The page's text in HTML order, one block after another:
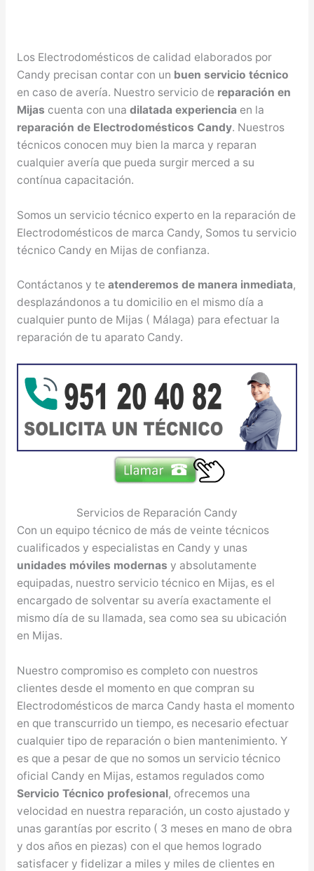
Los Electrodomésticos de calidad elaborados por
Candy precisan contar con un buen servicio técnico
en caso de avería. Nuestro servicio de reparación en
Mijas cuenta con una dilatada experiencia en la
reparación de Electrodomésticos Candy. Nuestros
técnicos conocen muy bien la marca y reparan
cualquier avería que pueda surgir merced a su
contínua capacitación.
Somos un servicio técnico experto en la reparación de
Electrodomésticos de marca Candy, Somos tu servicio
técnico Candy en Mijas de confianza.
Contáctanos y te atenderemos de manera inmediata,
desplazándonos a tu domicilio en el mismo día a
cualquier punto de Mijas ( Málaga) para efectuar la
reparación de tu aparato Candy.
Servicios de Reparación Candy
Con un equipo técnico de más de veinte técnicos
cualificados y especialistas en Candy y unas
unidades móviles modernas y absolutamente
equipadas, nuestro servicio técnico en Mijas, es el
encargado de solventar su avería exactamente el
mismo día de su llamada, sea como sea su ubicación
en Mijas.
Nuestro compromiso es completo con nuestros
clientes desde el momento en que compran su
Electrodomésticos de marca Candy hasta el momento
en que transcurrido un tiempo, es necesario efectuar
cualquier tipo de reparación o bien mantenimiento. Y
es que a pesar de que no somos un servicio técnico
oficial Candy en Mijas, estamos regulados como
Servicio Técnico profesional, ofrecemos una
velocidad en nuestra reparación, un costo ajustado y
unas garantías por escrito ( 3 meses en mano de obra
y dos años en piezas) con el que hemos logrado
satisfacer y fidelizar a miles y miles de clientes en